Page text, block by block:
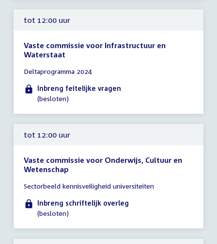
tot 12:00 uur
Vaste commissie voor Infrastructuur en
Waterstaat
vergadering
tot
12:00
Deltaprogramma 2024
Inbreng feitelijke vragen
(besloten)
tot 12:00 uur
Vaste commissie voor Onderwijs, Cultuur en
Wetenschap
vergadering
tot
12:00
Sectorbeeld kennisveiligheid universiteiten
Inbreng schriftelijk overleg
(besloten)